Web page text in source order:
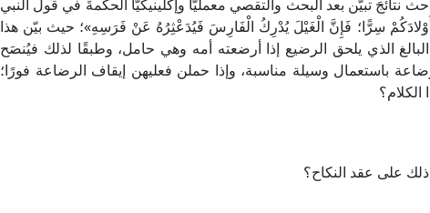
نتائجَ تبيّن بعد البحث والتقصي معمليًّا وإكلينيكيًّا الحكمةَ في قول النبي
أَوْلادَكُمْ سِرًّا؛ فَإِنَّ الْغَيْلَ يُدْرِكُ الْفَارِسَ فَيُدَعْثِرُهُ عَنْ فَرَسِهِ»؛ حيث بيّن هذا
الذي يلحق الرضيع إذا أرضعته أمه وهي حامل، وطبقًا لذلك فيُنصَح
باستعمال وسيلة مناسبة، وإذا حملن فعليهن إيقاف الرضاعة فورًا؛
على عقد النكاح؟